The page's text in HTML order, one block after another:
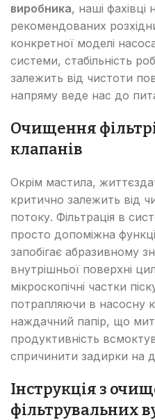
виробника, наші
рекомендованих
конкретної моделі
системи, стабільність
залежить від чистоти
напряму веде нас до
Очищення
клапанів
Окрім мастила,
критично залежить від
потоку. Фільтрація в
просто допоміжна
запобігає абразивному
внутрішньої поверхні
мікроскопічні частки
потрапляючи в насосну
наждачний папір, що
продуктивність
спричинити задирки на
Інструкція з
фільтрувальних